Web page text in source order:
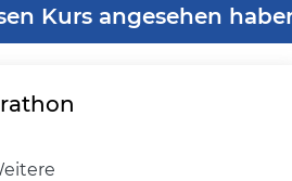
Kurs angesehen